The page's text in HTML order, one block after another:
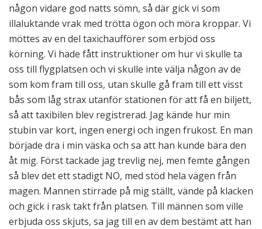
någon vidare god natts sömn, så där gick vi som
illaluktande vrak med trötta ögon och möra kroppar. Vi
möttes av en del taxichaufförer som erbjöd oss
körning. Vi hade fått instruktioner om hur vi skulle ta
oss till flygplatsen och vi skulle inte välja någon av de
som kom fram till oss, utan skulle gå fram till ett visst
bås som låg strax utanför stationen för att få en biljett,
så att taxibilen blev registrerad. Jag kände hur min
stubin var kort, ingen energi och ingen frukost. En man
började dra i min väska och sa att han kunde bära den
åt mig. Först tackade jag trevlig nej, men femte gången
så blev det ett stadigt NO, med stöd hela vägen från
magen. Mannen stirrade på mig ställt, vände på klacken
och gick i rask takt från platsen. Till männen som ville
erbjuda oss skjuts, sa jag till en av dem bestämt att han